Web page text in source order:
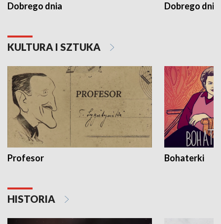
Dobrego dnia Dobrego dnia
KULTURA I SZTUKA
Profesor Bohaterki
HISTORIA